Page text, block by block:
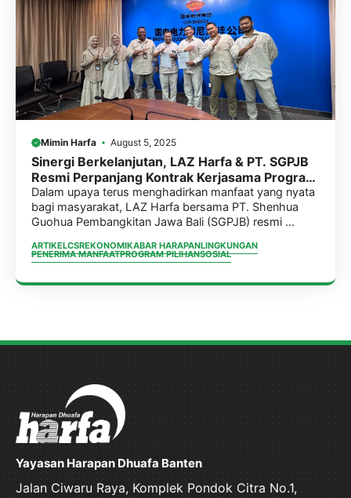
Mimin Harfa August 5, 2025
Sinergi Berkelanjutan, LAZ Harfa & PT. SGPJB
Resmi Perpanjang Kontrak Kerjasama Program
Desa Harapan.
Dalam upaya terus menghadirkan manfaat yang nyata
bagi masyarakat, LAZ Harfa bersama PT. Shenhua
Guohua Pembangkitan Jawa Bali (SGPJB) resmi ...
ARTIKELCSREKONOMIKABAR HARAPANLINGKUNGAN
PENERIMA MANFAATPROGRAM PILIHANSOSIAL
Yayasan Harapan Dhuafa Banten
Jalan Ciwaru Raya, Komplek Pondok Citra No.1,